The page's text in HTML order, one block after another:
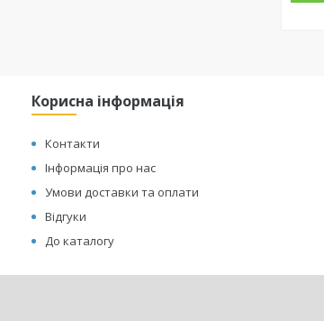
Корисна інформація
Контакти
Інформація про нас
Умови доставки та оплати
Відгуки
До каталогу